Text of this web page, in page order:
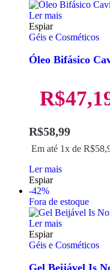
Ler mais
Espiar
Géis e Cosméticos
Óleo Bifásico
R$58,99
Em até 1x de R$
R$
Ler mais
Espiar
-42%
Fora de estoque
Ler mais
Espiar
Géis e Cosméticos
Gel Beijável Is